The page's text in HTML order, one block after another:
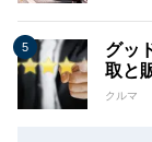
グッ
取と
クルマ